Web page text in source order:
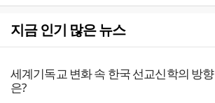
지금 인기 많은 뉴스
세계기독교 변화 속 한국 선교신학의 방향
은?